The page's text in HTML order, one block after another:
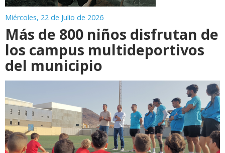
Miércoles, 22 de Julio de 2026
Más de 800 niños disfrutan de
los campus multideportivos
del municipio